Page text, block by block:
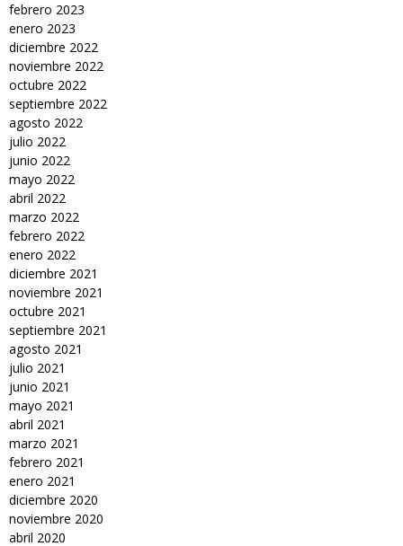
febrero 2023
enero 2023
diciembre 2022
noviembre 2022
octubre 2022
septiembre 2022
agosto 2022
julio 2022
junio 2022
mayo 2022
abril 2022
marzo 2022
febrero 2022
enero 2022
diciembre 2021
noviembre 2021
octubre 2021
septiembre 2021
agosto 2021
julio 2021
junio 2021
mayo 2021
abril 2021
marzo 2021
febrero 2021
enero 2021
diciembre 2020
noviembre 2020
abril 2020